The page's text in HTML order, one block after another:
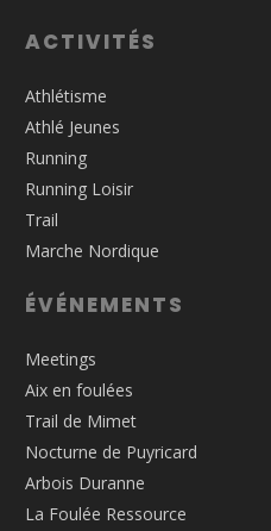
ACTIVITÉS
Athlétisme
Athlé Jeunes
Running
Running Loisir
Trail
Marche Nordique
ÉVÉNEMENTS
Meetings
Aix en foulées
Trail de Mimet
Nocturne de Puyricard
Arbois Duranne
La Foulée Ressource